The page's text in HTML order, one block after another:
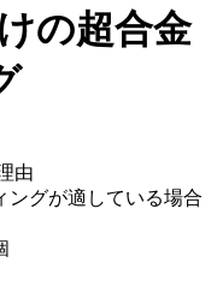
の超合金
由
ングが適している場合